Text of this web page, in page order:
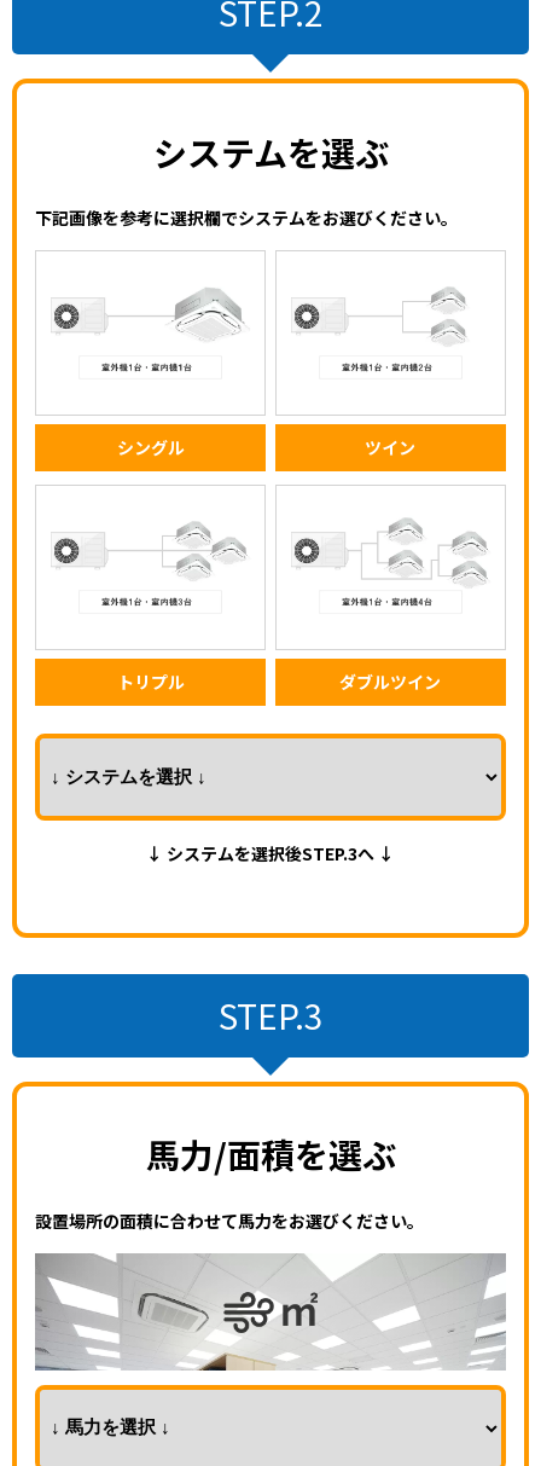
STEP.2
システムを選ぶ
下記画像を参考に選択欄でシステムをお選びください。
シングル ツイン
トリプル ダブルツイン
↓ システムを選択後STEP.3へ ↓
STEP.3
馬力/面積を選ぶ
設置場所の面積に合わせて馬力をお選びください。